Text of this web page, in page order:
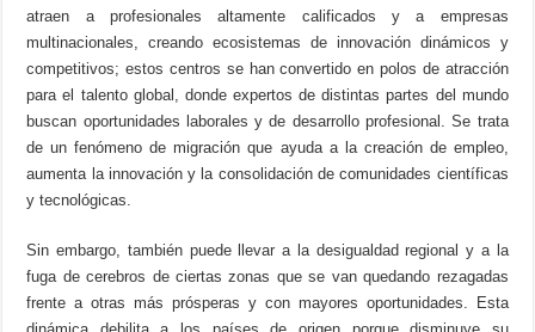
atraen a profesionales altamente calificados y a empresas
multinacionales, creando ecosistemas de innovación dinámicos y
competitivos; estos centros se han convertido en polos de atracción
para el talento global, donde expertos de distintas partes del mundo
buscan oportunidades laborales y de desarrollo profesional. Se trata
de un fenómeno de migración que ayuda a la creación de empleo,
aumenta la innovación y la consolidación de comunidades científicas
y tecnológicas.
Sin embargo, también puede llevar a la desigualdad regional y a la
fuga de cerebros de ciertas zonas que se van quedando rezagadas
frente a otras más prósperas y con mayores oportunidades. Esta